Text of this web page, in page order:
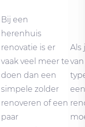
Bij een
herenhuis
renovatie is er
vaak veel meer te
doen dan een
simpele zolder
renoveren of een
paar
Als